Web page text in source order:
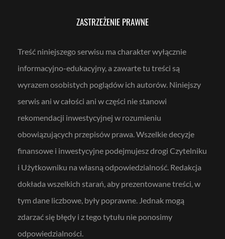
ZASTRZEŻENIE PRAWNE
Treść niniejszego serwisu ma charakter wyłącznie
informacyjno-edukacyjny, a zawarte tu treści są
wyrazem osobistych poglądów ich autorów. Niniejszy
serwis ani w całości ani w części nie stanowi
rekomendacji inwestycyjnej w rozumieniu
obowiązujących przepisów prawa. Wszelkie decyzje
finansowe i inwestycyjne podejmujesz drogi Czytelniku
i Użytkowniku na własną odpowiedzialność. Redakcja
dokłada wszelkich starań, aby prezentowane treści, w
tym dane liczbowe, były poprawne. Jednak mogą
zdarzać się błędy i z tego tytułu nie ponosimy
odpowiedzialności.